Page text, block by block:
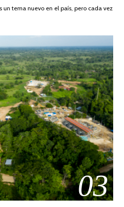
DE
un tema nuevo en el país, pero cada vez
03